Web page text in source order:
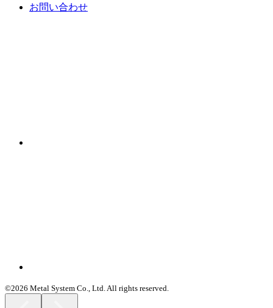
お問い合わせ
©2026 Metal System Co., Ltd. All rights reserved.